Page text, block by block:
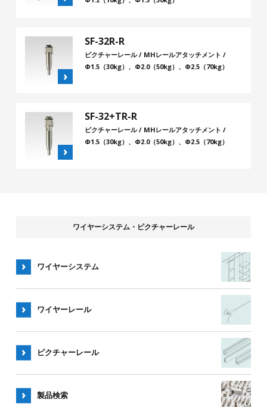
SF-32R-R
ピクチャーレール / MHレールアタッチメント /
Φ1.5（30kg）、Φ2.0（50kg）、Φ2.5（70kg）
SF-32+TR-R
ピクチャーレール / MHレールアタッチメント /
Φ1.5（30kg）、Φ2.0（50kg）、Φ2.5（70kg）
ワイヤーシステム・ピクチャーレール
ワイヤーシステム
ワイヤーレール
ピクチャーレール
製品検索